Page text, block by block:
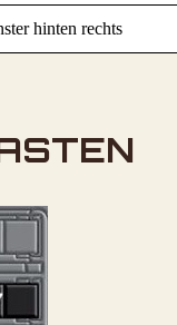
hinten rechts